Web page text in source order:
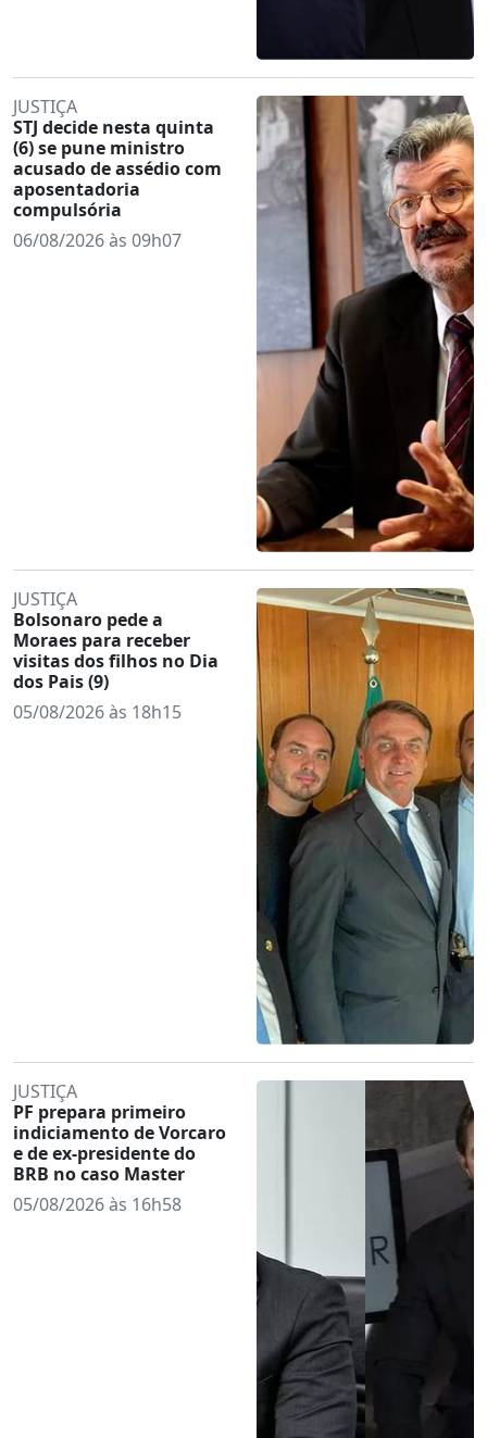
JUSTIÇA
STJ decide nesta quinta
(6) se pune ministro
acusado de assédio com
aposentadoria
compulsória
06/08/2026 às 09h07
JUSTIÇA
Bolsonaro pede a
Moraes para receber
visitas dos filhos no Dia
dos Pais (9)
05/08/2026 às 18h15
JUSTIÇA
PF prepara primeiro
indiciamento de Vorcaro
e de ex-presidente do
BRB no caso Master
05/08/2026 às 16h58